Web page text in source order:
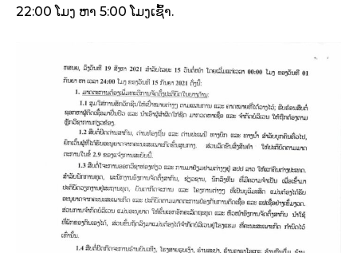
22:00 ໂມງ ຫາ 5:00 ໂມງເຊົ້າ.